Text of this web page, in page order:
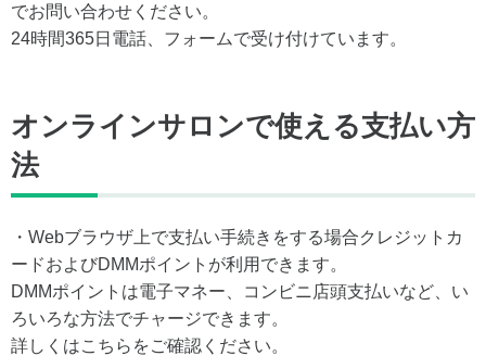
でお問い合わせください。
24時間365日電話、フォームで受け付けています。
オンラインサロンで使える支払い方
法
・Webブラウザ上で支払い手続きをする場合クレジットカ
ードおよびDMMポイントが利用できます。
DMMポイントは電子マネー、コンビニ店頭支払いなど、い
ろいろな方法でチャージできます。
詳しくはこちらをご確認ください。